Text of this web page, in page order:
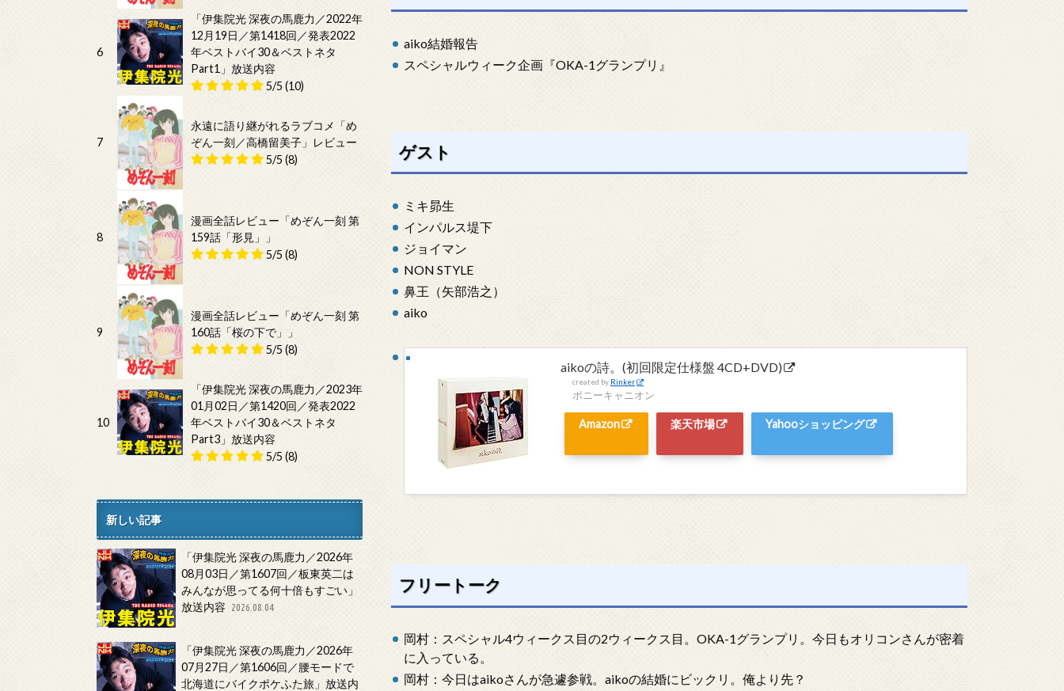
aiko結婚報告
スペシャルウィーク企画『OKA-1グランプリ』
ゲスト
ミキ昴生
インパルス堤下
ジョイマン
NON STYLE
鼻王（矢部浩之）
aiko
aikoの詩。(初回限定仕様盤 4CD+DVD)
created by Rinker
ポニーキャニオン
Amazon 楽天市場 Yahooショッピング
フリートーク
岡村：スペシャル4ウィークス目の2ウィークス目。OKA-1グランプリ。今日もオリコンさんが密着
に入っている。
岡村：今日はaikoさんが急遽参戦。aikoの結婚にビックリ。俺より先？
6
「伊集院光 深夜の馬鹿力／2022年
12月19日／第1418回／発表2022
年ベストバイ30＆ベストネタ
Part1」放送内容
5/5 (10)
7
永遠に語り継がれるラブコメ「め
ぞん一刻／高橋留美子」レビュー
5/5 (8)
8
漫画全話レビュー「めぞん一刻 第
159話「形見」」
5/5 (8)
9
漫画全話レビュー「めぞん一刻 第
160話「桜の下で」」
5/5 (8)
10
「伊集院光 深夜の馬鹿力／2023年
01月02日／第1420回／発表2022
年ベストバイ30＆ベストネタ
Part3」放送内容
5/5 (8)
新しい記事
「伊集院光 深夜の馬鹿力／2026年
08月03日／第1607回／板東英二は
みんなが思ってる何十倍もすごい」
放送内容
2026.08.04
「伊集院光 深夜の馬鹿力／2026年
07月27日／第1606回／腰モードで
北海道にバイクポケふた旅」放送内